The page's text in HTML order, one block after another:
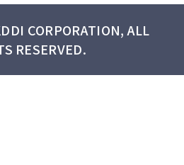
CORPORATION, ALL
RESERVED.